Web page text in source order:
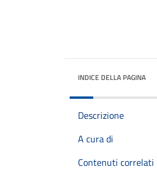
INDICE DELLA PAGINA
Descrizione
A cura di
Contenuti correlati